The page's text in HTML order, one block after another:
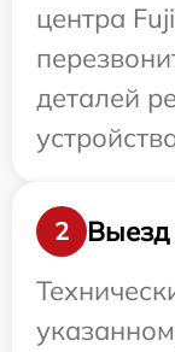
центра
деталей
2
Выезд